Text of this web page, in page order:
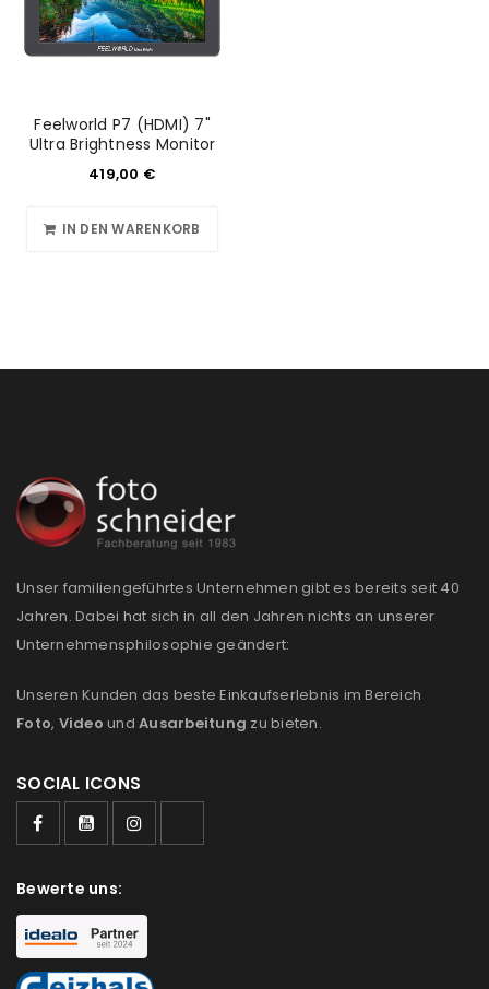
Feelworld P7 (HDMI) 7"
Ultra Brightness Monitor
419,00 €
IN DEN WARENKORB
Unser familiengeführtes Unternehmen gibt es bereits seit 40
Jahren. Dabei hat sich in all den Jahren nichts an unserer
Unternehmensphilosophie geändert:
Unseren Kunden das beste Einkaufserlebnis im Bereich
Foto, Video und Ausarbeitung zu bieten.
SOCIAL ICONS
Bewerte uns: